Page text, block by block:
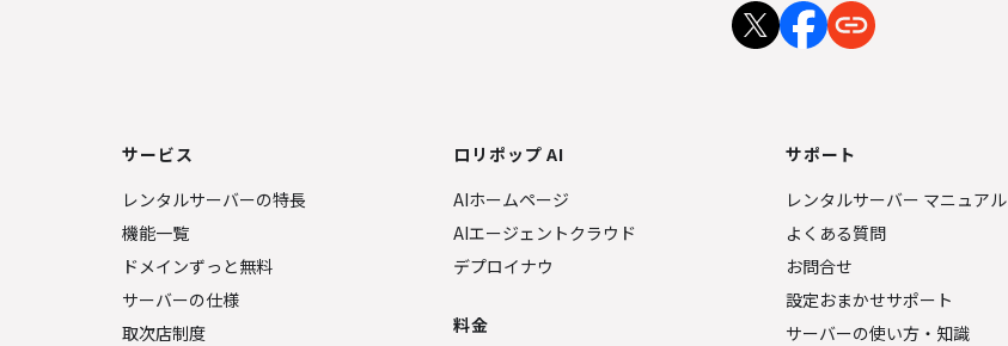
サービス
レンタルサーバーの特長
機能一覧
ドメインずっと無料
サーバーの仕様
取次店制度
ロリポップ AI
AIホームページ
AIエージェントクラウド
デプロイナウ
料金
サポート
レンタルサーバー マニュアル
よくある質問
お問合せ
設定おまかせサポート
サーバーの使い方・知識